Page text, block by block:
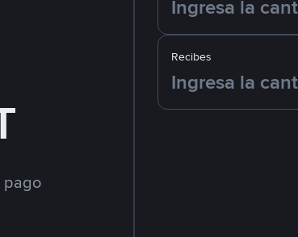
pago
Recibes